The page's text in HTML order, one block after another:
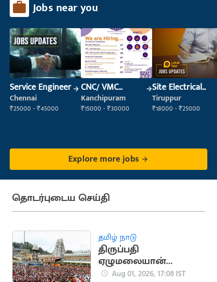
Jobs near you
Service Engineer
Chennai
₹25000 - ₹45000
CNC/ VMC
Operator
Kanchipuram
₹15000 - ₹30000
Site Electrical
Engineer
Tiruppur
₹18000 - ₹25000
Explore more jobs
தொடர்புடைய செய்தி
தமிழ் நாடு
திருப்பதி
ஏழுமலையான்
கோயிலில் செப்.15-ல்
Aug 01, 2026, 17:08 IST